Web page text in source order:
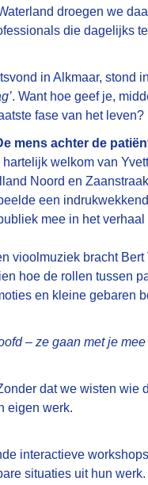
droegen we
die dagelijks
in Alkmaar, stond
. Want hoe geef je,
fase van het leven?
mens achter de
welkom van
Noord en
een
mee in het
vioolmuziek bracht
hoe de rollen tussen
en kleine gebaren
– ze gaan met je
dat we wisten wie
eigen werk.
interactieve
situaties uit hun